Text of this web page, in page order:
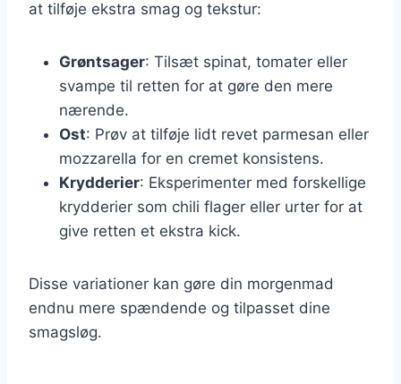
at tilføje ekstra smag og tekstur:
Grøntsager: Tilsæt spinat, tomater eller
svampe til retten for at gøre den mere
nærende.
Ost: Prøv at tilføje lidt revet parmesan eller
mozzarella for en cremet konsistens.
Krydderier: Eksperimenter med forskellige
krydderier som chili flager eller urter for at
give retten et ekstra kick.
Disse variationer kan gøre din morgenmad
endnu mere spændende og tilpasset dine
smagsløg.